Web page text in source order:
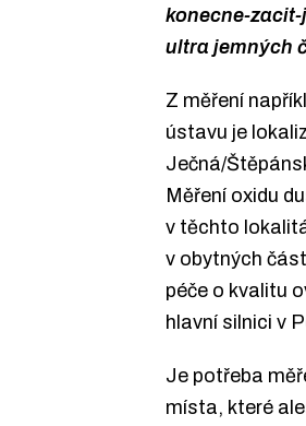
konecne-
ultra jemných
Z měření
ústavu je
Ječná/
Měření oxidu
v těchto
v obytných
péče o kvalitu
hlavní silnici v
Je potřeba
místa, které